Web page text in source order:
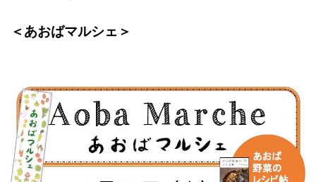
＜あおばマルシェ＞